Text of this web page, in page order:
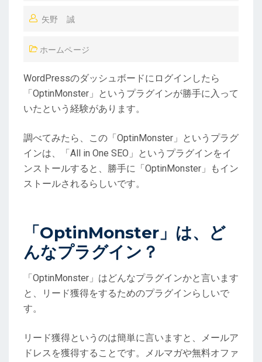
S
E
矢野 誠
ホームページ
WordPressのダッシュボードにログインしたら
「OptinMonster」というプラグインが勝手に入って
いたという経験があります。
調べてみたら、この「OptinMonster」というプラグ
インは、「All in One SEO」というプラグインをイ
ンストールすると、勝手に「OptinMonster」もイン
ストールされるらしいです。
「OptinMonster」は、ど
んなプラグイン？
「OptinMonster」はどんなプラグインかと言います
と、リード獲得をするためのプラグインらしいで
す。
リード獲得というのは簡単に言いますと、メールア
ドレスを獲得することです。メルマガや無料オファ